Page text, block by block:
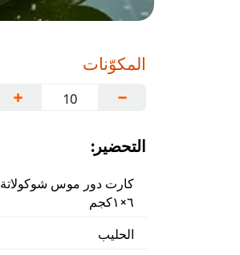
المكوّنات
−
+
التحضير:
كارت دور موس شوكولاتة
٦×١كجم
الحليب